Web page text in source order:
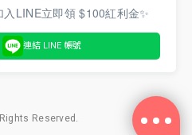
Reserved.
入LINE立即領 $100紅利金✨
連結 LINE 帳號